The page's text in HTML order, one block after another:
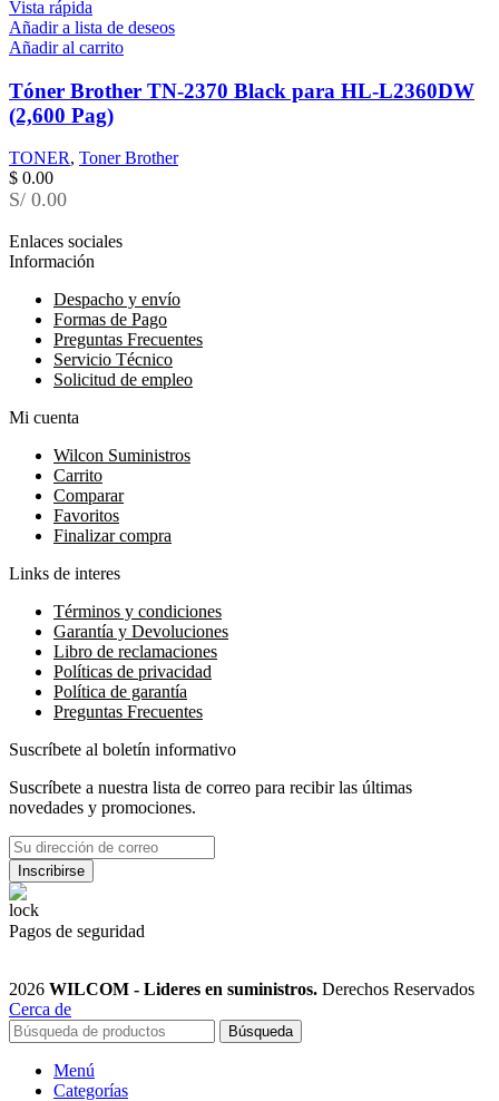
Vista rápida
Añadir a lista de deseos
Añadir al carrito
Tóner Brother TN-2370 Black para HL-L2360DW
(2,600 Pag)
TONER, Toner Brother
$ 0.00
S/ 0.00
Enlaces sociales
Información
Despacho y envío
Formas de Pago
Preguntas Frecuentes
Servicio Técnico
Solicitud de empleo
Mi cuenta
Wilcon Suministros
Carrito
Comparar
Favoritos
Finalizar compra
Links de interes
Términos y condiciones
Garantía y Devoluciones
Libro de reclamaciones
Políticas de privacidad
Política de garantía
Preguntas Frecuentes
Suscríbete al boletín informativo
Suscríbete a nuestra lista de correo para recibir las últimas
novedades y promociones.
Pagos de seguridad
2026 WILCOM - Lideres en suministros. Derechos Reservados
Cerca de
Búsqueda
Menú
Categorías